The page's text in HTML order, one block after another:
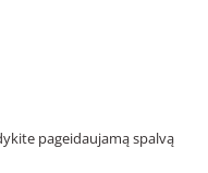
pageidaujamą spalvą